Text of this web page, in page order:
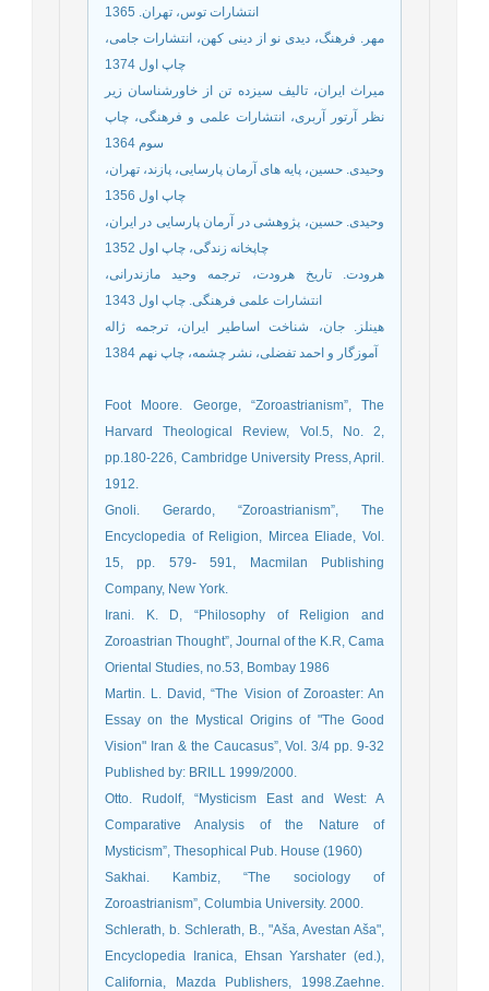
انتشارات توس، تهران. 1365
مهر. فرهنگ، دیدی نو از دینی کهن، انتشارات جامی،
چاپ اول 1374
میراث ایران، تالیف سیزده تن از خاورشناسان زیر
نظر آرتور آربری، انتشارات علمی و فرهنگی، چاپ
سوم 1364
وحیدی. حسین، پایه های آرمان پارسایی، پازند، تهران،
چاپ اول 1356
وحیدی. حسین، پژوهشی در آرمان پارسایی در ایران،
چاپخانه زندگی، چاپ اول 1352
هرودت. تاریخ هرودت، ترجمه وحید مازندرانی،
انتشارات علمی فرهنگی. چاپ اول 1343
هینلز. جان، شناخت اساطیر ایران، ترجمه ژاله
آموزگار و احمد تفضلی، نشر چشمه، چاپ نهم 1384
Foot Moore. George, “Zoroastrianism”, The
Harvard Theological Review, Vol.5, No. 2,
pp.180-226, Cambridge University Press, April.
1912.
Gnoli. Gerardo, “Zoroastrianism”, The
Encyclopedia of Religion, Mircea Eliade, Vol.
15, pp. 579- 591, Macmilan Publishing
Company, New York.
Irani. K. D, “Philosophy of Religion and
Zoroastrian Thought”, Journal of the K.R, Cama
Oriental Studies, no.53, Bombay 1986
Martin. L. David, “The Vision of Zoroaster: An
Essay on the Mystical Origins of "The Good
Vision" Iran & the Caucasus”, Vol. 3/4 pp. 9-32
Published by: BRILL 1999/2000.
Otto. Rudolf, “Mysticism East and West: A
Comparative Analysis of the Nature of
Mysticism”, Thesophical Pub. House (1960)
Sakhai. Kambiz, “The sociology of
Zoroastrianism”, Columbia University. 2000.
Schlerath, b. Schlerath, B., "Aša, Avestan Aša",
Encyclopedia Iranica, Ehsan Yarshater (ed.),
California, Mazda Publishers, 1998.Zaehne.